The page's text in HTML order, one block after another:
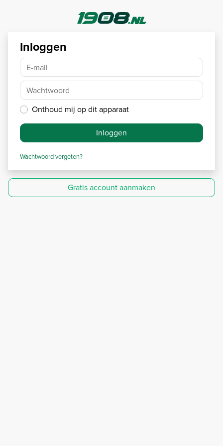
Inloggen
E-mail
Wachtwoord
Onthoud mij op dit apparaat
Inloggen
Wachtwoord vergeten?
Gratis account aanmaken